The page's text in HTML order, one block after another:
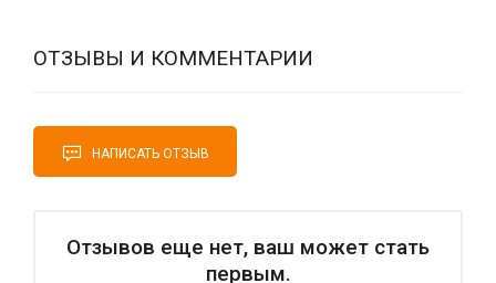
ОТЗЫВЫ И КОММЕНТАРИИ
НАПИСАТЬ ОТЗЫВ
Отзывов еще нет, ваш может стать
первым.